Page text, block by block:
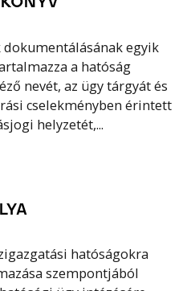
dokumentálásának egyik
a hatóság
nevét, az ügy tárgyát és
cselekményben érintett
helyzetét,...
hatóságokra
szempontjából